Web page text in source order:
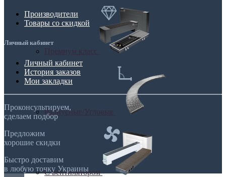
Радиусные/Угловые
С вентилятором
Производители
Товары со скидкой
Личный кабинет
Личный кабинет
История заказов
Мои закладки
Проконсультируем,
сделаем подбор
Предложим
хорошие скидки
Быстро доставим
в любую точку Украины